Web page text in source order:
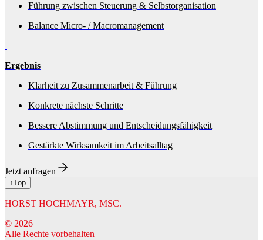
Führung zwischen Steuerung & Selbstorganisation
Balance Micro- / Macromanagement
Ergebnis
Klarheit zu Zusammenarbeit & Führung
Konkrete nächste Schritte
Bessere Abstimmung und Entscheidungsfähigkeit
Gestärkte Wirksamkeit im Arbeitsalltag
Jetzt anfragen
↑Top
HORST HOCHMAYR, MSC.
© 2026
Alle Rechte vorbehalten